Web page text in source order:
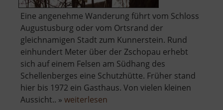
Eine angenehme Wanderung führt vom Schloss
Augustusburg oder vom Ortsrand der
gleichnamigen Stadt zum Kunnerstein. Rund
einhundert Meter über der Zschopau erhebt
sich auf einem Felsen am Südhang des
Schellenberges eine Schutzhütte. Früher stand
hier bis 1972 ein Gasthaus. Von vielen kleinen
Aussicht.. » weiterlesen